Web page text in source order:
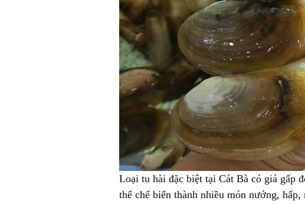
Loại tu hài đặc biệt tại Cát Bà có giá gấp
thể chế biến thành nhiều món nướng,